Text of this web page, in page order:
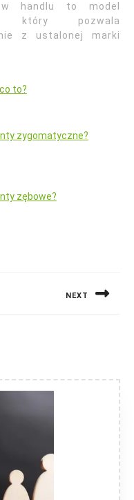
w handlu to model
który pozwala
z ustalonej marki
to?
zygomatyczne?
zębowe?
NEXT